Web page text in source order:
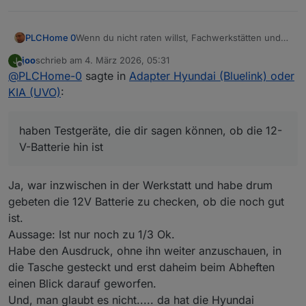
PLCHome 0Wenn du nicht raten willst, Fachwerkstätten und
die dir sagen können, ob die 12-V-Batterie hin ist.
Manche geben dir auch den SOH der Batterie an.
J
Offline
jooschrieb am 4. März 2026, 05:31
zuletzt editiert von
@PLCHome-0 sagte in Adapter Hyundai (Bluelink) oder
KIA (UVO):
haben Testgeräte, die dir sagen können, ob die 12-
V-Batterie hin ist
Ja, war inzwischen in der Werkstatt und habe drum
gebeten die 12V Batterie zu checken, ob die noch gut
ist.
Aussage: Ist nur noch zu 1/3 Ok.
Habe den Ausdruck, ohne ihn weiter anzuschauen, in
die Tasche gesteckt und erst daheim beim Abheften
einen Blick darauf geworfen.
Und, man glaubt es nicht..... da hat die Hyundai